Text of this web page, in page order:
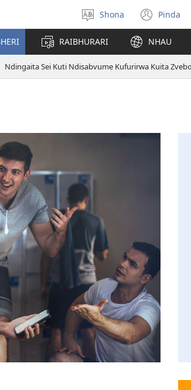
Sarudza
Mutauro
Shona Pinda
(opens
new
window)
RAIBHURARI NHAU
Ndingaita Sei Kuti Ndisabvume Kufurirwa Kuita